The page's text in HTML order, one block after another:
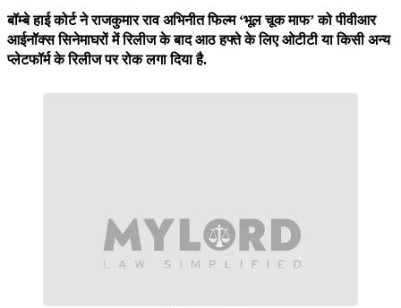
बॉम्बे हाई कोर्ट ने राजकुमार राव अभिनीत फिल्म ‘भूल चूक माफ’ को पीवीआर
आईनॉक्स सिनेमाघरों में रिलीज के बाद आठ हफ्ते के लिए ओटीटी या किसी अन्य
प्लेटफॉर्म के रिलीज पर रोक लगा दिया है.